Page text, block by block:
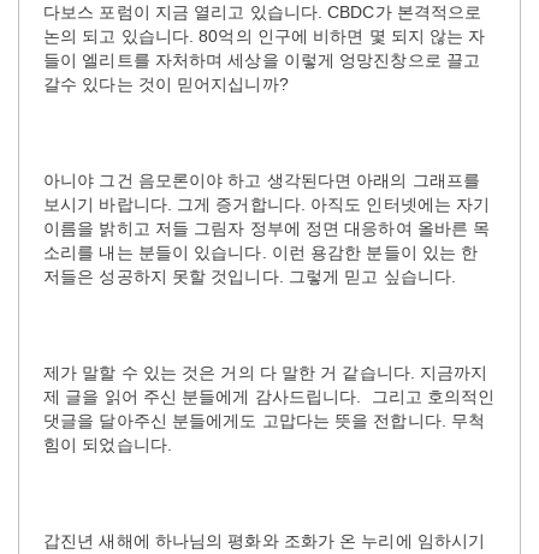
다보스 포럼이 지금 열리고 있습니다. CBDC가 본격적으로
논의 되고 있습니다. 80억의 인구에 비하면 몇 되지 않는 자
들이 엘리트를 자처하며 세상을 이렇게 엉망진창으로 끌고
갈수 있다는 것이 믿어지십니까?
아니야 그건 음모론이야 하고 생각된다면 아래의 그래프를
보시기 바랍니다. 그게 증거합니다. 아직도 인터넷에는 자기
이름을 밝히고 저들 그림자 정부에 정면 대응하여 올바른 목
소리를 내는 분들이 있습니다. 이런 용감한 분들이 있는 한
저들은 성공하지 못할 것입니다. 그렇게 믿고 싶습니다.
제가 말할 수 있는 것은 거의 다 말한 거 같습니다. 지금까지
제 글을 읽어 주신 분들에게 감사드립니다. 그리고 호의적인
댓글을 달아주신 분들에게도 고맙다는 뜻을 전합니다. 무척
힘이 되었습니다.
갑진년 새해에 하나님의 평화와 조화가 온 누리에 임하시기